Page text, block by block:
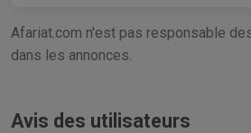
Afariat.com n'est pas responsable
dans les annonces.
Avis des utilisateurs